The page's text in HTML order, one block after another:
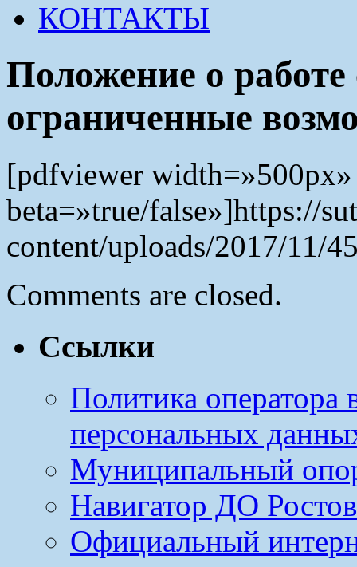
КОНТАКТЫ
Положение о
ограниченные
[pdfviewer
beta=»true/false»]https://
content/uploads/2017/11/
Comments are closed.
Ссылки
Политика оператора
персональных
Муниципальный
Навигатор ДО
Официальный